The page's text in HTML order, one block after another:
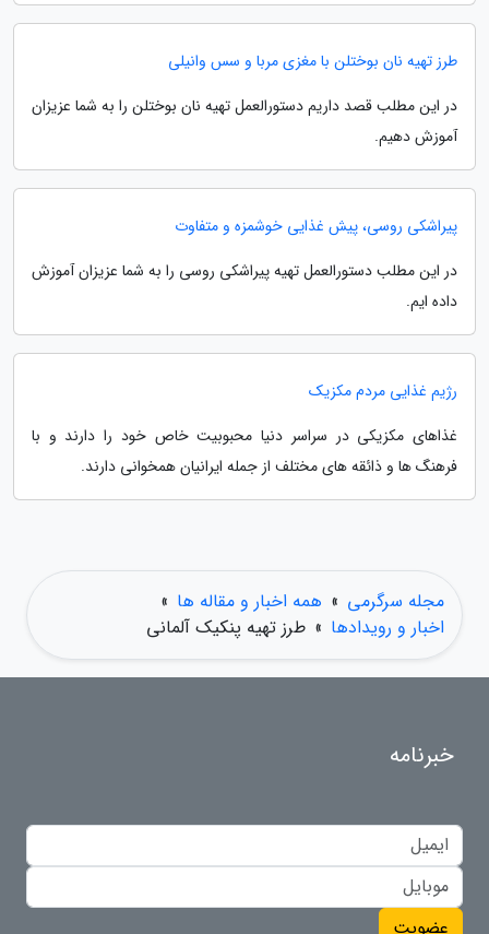
طرز تهیه نان بوختلن با مغزی مربا و سس وانیلی
در این مطلب قصد داریم دستورالعمل تهیه نان بوختلن را به شما عزیزان
آموزش دهیم.
پیراشکی روسی، پیش غذایی خوشمزه و متفاوت
در این مطلب دستورالعمل تهیه پیراشکی روسی را به شما عزیزان آموزش
داده ایم.
رژیم غذایی مردم مکزیک
غذاهای مکزیکی در سراسر دنیا محبوبیت خاص خود را دارند و با
فرهنگ ها و ذائقه های مختلف از جمله ایرانیان همخوانی دارند.
مجله سرگرمی » همه اخبار و مقاله ها »
اخبار و رویدادها » طرز تهیه پنکیک آلمانی
خبرنامه
عضویت